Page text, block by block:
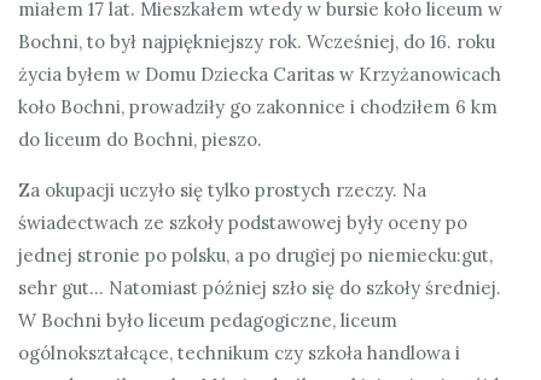
miałem 17 lat. Mieszkałem wtedy w bursie koło liceum w
Bochni, to był najpiękniejszy rok. Wcześniej, do 16. roku
życia byłem w Domu Dziecka Caritas w Krzyżanowicach
koło Bochni, prowadziły go zakonnice i chodziłem 6 km
do liceum do Bochni, pieszo.
Za okupacji uczyło się tylko prostych rzeczy. Na
świadectwach ze szkoły podstawowej były oceny po
jednej stronie po polsku, a po drugiej po niemiecku:gut,
sehr gut… Natomiast później szło się do szkoły średniej.
W Bochni było liceum pedagogiczne, liceum
ogólnokształcące, technikum czy szkoła handlowa i